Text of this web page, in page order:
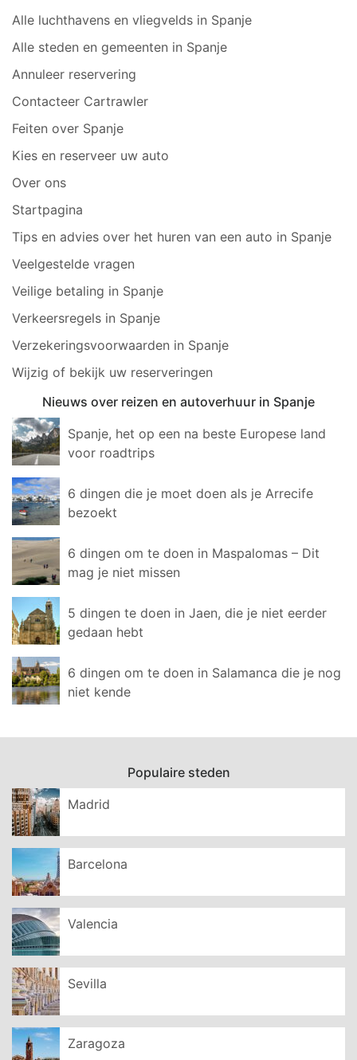
Alle luchthavens en vliegvelds in Spanje
Alle steden en gemeenten in Spanje
Annuleer reservering
Contacteer Cartrawler
Feiten over Spanje
Kies en reserveer uw auto
Over ons
Startpagina
Tips en advies over het huren van een auto in Spanje
Veelgestelde vragen
Veilige betaling in Spanje
Verkeersregels in Spanje
Verzekeringsvoorwaarden in Spanje
Wijzig of bekijk uw reserveringen
Nieuws over reizen en autoverhuur in Spanje
Spanje, het op een na beste Europese land
voor roadtrips
6 dingen die je moet doen als je Arrecife
bezoekt
6 dingen om te doen in Maspalomas – Dit
mag je niet missen
5 dingen te doen in Jaen, die je niet eerder
gedaan hebt
6 dingen om te doen in Salamanca die je nog
niet kende
Populaire steden
Madrid
Barcelona
Valencia
Sevilla
Zaragoza